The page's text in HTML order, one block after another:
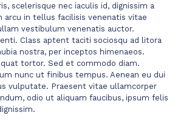
scelerisque nec iaculis id, dignissim a
arcu in tellus facilisis venenatis vitae
vestibulum venenatis auctor.
Class aptent taciti sociosqu ad litora
nostra, per inceptos himenaeos.
tortor. Sed et commodo diam.
nunc ut finibus tempus. Aenean eu dui
vulputate. Praesent vitae ullamcorper
odio ut aliquam faucibus, ipsum felis